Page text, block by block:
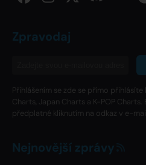
Zpravodaj
Přihlášením se zde se přímo
Charts, Japan Charts a K-POP
předplatné kliknutím na odkaz v e-
Nejnovější zprávy